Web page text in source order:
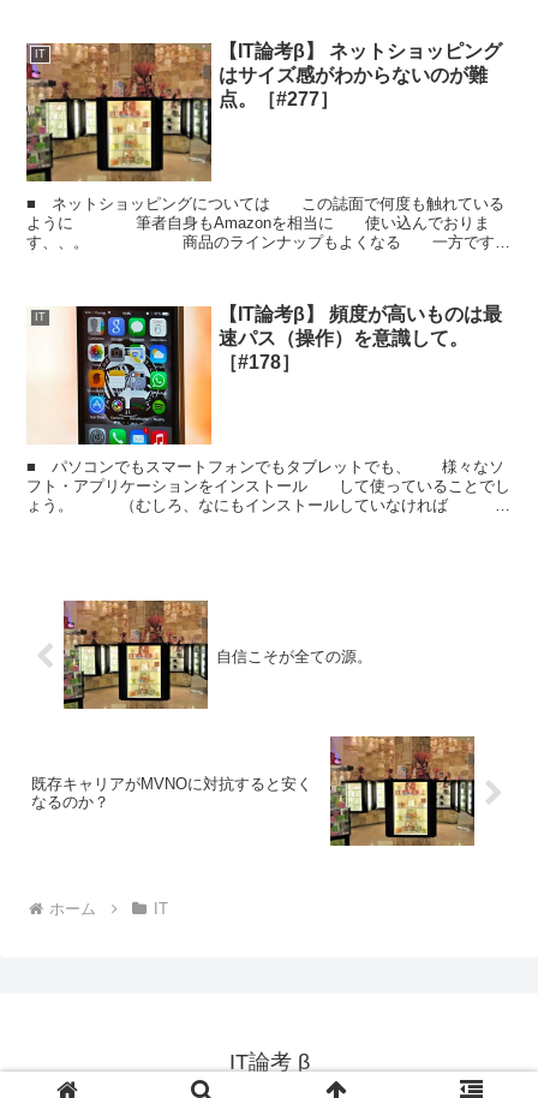
IT
【IT論考β】 ネットショッピング
はサイズ感がわからないのが難
点。［#277］
■ ネットショッピングについては この誌面で何度も触れている
ように 筆者自身もAmazonを相当に 使い込んでおりま
す、、。 商品のラインナップもよくなる 一方です
IT
【IT論考β】 頻度が高いものは最
速パス（操作）を意識して。
［#178］
■ パソコンでもスマートフォンでもタブレットでも、 様々なソ
フト・アプリケーションをインストール して使っていることでし
ょう。 （むしろ、なにもインストールしていなければ
自信こそが全ての源。
既存キャリアがMVNOに対抗すると安く
なるのか？
ホーム IT
IT論考 β